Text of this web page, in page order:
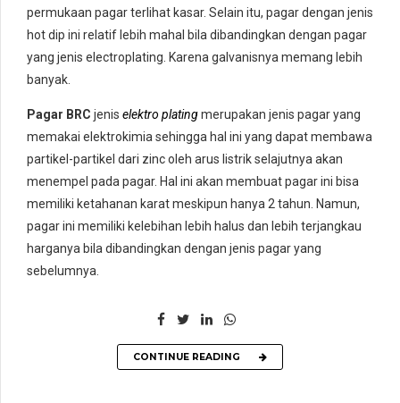
permukaan pagar terlihat kasar. Selain itu, pagar dengan jenis
hot dip ini relatif lebih mahal bila dibandingkan dengan pagar
yang jenis electroplating. Karena galvanisnya memang lebih
banyak.
Pagar BRC jenis elektro platingmerupakan jenis pagar yang
memakai elektrokimia sehingga hal ini yang dapat membawa
partikel-partikel dari zinc oleh arus listrik selajutnya akan
menempel pada pagar. Hal ini akan membuat pagar ini bisa
memiliki ketahanan karat meskipun hanya 2 tahun. Namun,
pagar ini memiliki kelebihan lebih halus dan lebih terjangkau
harganya bila dibandingkan dengan jenis pagar yang
sebelumnya.
CONTINUE READING